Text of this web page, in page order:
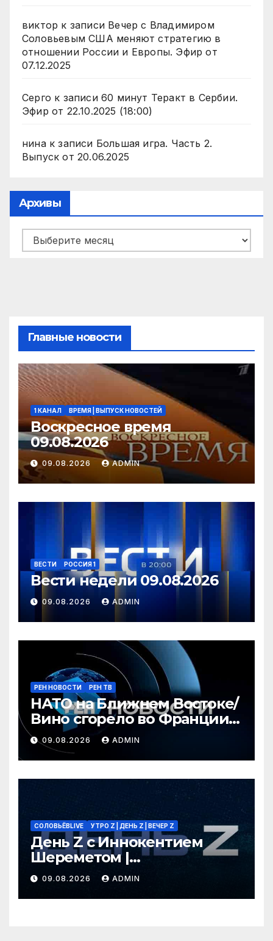
виктор к записи Вечер с Владимиром
Соловьевым США меняют стратегию в
отношении России и Европы. Эфир от
07.12.2025
Серго к записи 60 минут Теракт в Сербии.
Эфир от 22.10.2025 (18:00)
нинак записи Большая игра. Часть 2.
Выпуск от 20.06.2025
Архивы
Архивы
Главные новости
1 КАНАЛ ВРЕМЯ | ВЫПУСК НОВОСТЕЙ
Воскресное время
09.08.2026
09.08.2026 ADMIN
ВЕСТИ РОССИЯ 1
Вести недели 09.08.2026
09.08.2026 ADMIN
РЕН НОВОСТИ РЕН ТВ
НАТО на Ближнем Востоке/
Вино сгорело во Франции /
Ядовитые пауки в РФ/ РЕН
Новости 12:30, 09.08.2026
09.08.2026 ADMIN
СОЛОВЬЁВLIVE УТРО Z | ДЕНЬ Z | ВЕЧЕР Z
День Z с Иннокентием
Шереметом |
СОЛОВЬЁВLIVE | 9 августа
2026 года
09.08.2026 ADMIN